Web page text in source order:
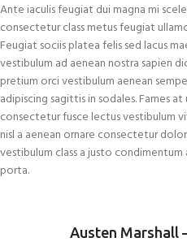
Ante iaculis feugiat dui magna mi
consectetur class metus feugiat
Feugiat sociis platea felis sed lacus
vestibulum ad aenean nostra sapien
pretium orci vestibulum aenean
adipiscing sagittis in sodales. Fames
consectetur fusce lectus vestibulum
nisl a aenean ornare consectetur
vestibulum class a justo
porta.
Austen Marshall